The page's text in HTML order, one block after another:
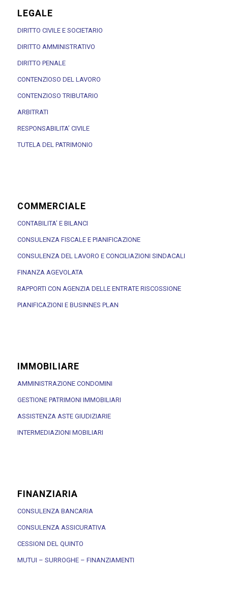
LEGALE
DIRITTO CIVILE E SOCIETARIO
DIRITTO AMMINISTRATIVO
DIRITTO PENALE
CONTENZIOSO DEL LAVORO
CONTENZIOSO TRIBUTARIO
ARBITRATI
RESPONSABILITA’ CIVILE
TUTELA DEL PATRIMONIO
COMMERCIALE
CONTABILITA’ E BILANCI
CONSULENZA FISCALE E PIANIFICAZIONE
CONSULENZA DEL LAVORO E CONCILIAZIONI SINDACALI
FINANZA AGEVOLATA
RAPPORTI CON AGENZIA DELLE ENTRATE RISCOSSIONE
PIANIFICAZIONI E BUSINNES PLAN
IMMOBILIARE
AMMINISTRAZIONE CONDOMINI
GESTIONE PATRIMONI IMMOBILIARI
ASSISTENZA ASTE GIUDIZIARIE
INTERMEDIAZIONI MOBILIARI
FINANZIARIA
CONSULENZA BANCARIA
CONSULENZA ASSICURATIVA
CESSIONI DEL QUINTO
MUTUI – SURROGHE – FINANZIAMENTI